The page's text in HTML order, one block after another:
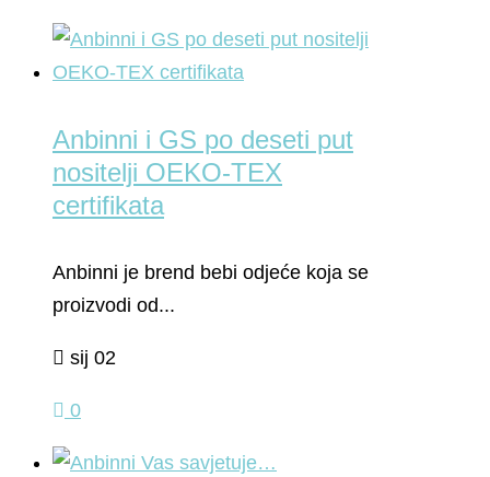
Anbinni i GS po deseti put
nositelji OEKO-TEX
certifikata
Anbinni je brend bebi odjeće koja se
proizvodi od...
sij 02
0